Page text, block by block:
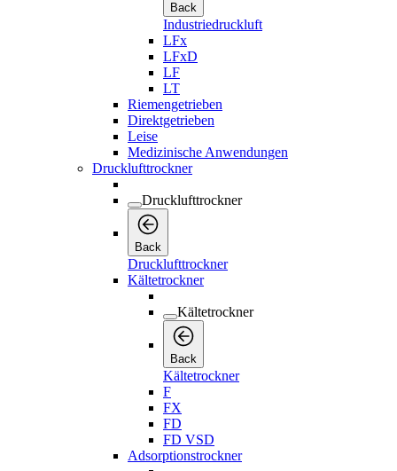
Back
Industriedruckluft
LFx
LFxD
LF
LT
Riemengetrieben
Direktgetrieben
Leise
Medizinische Anwendungen
Drucklufttrockner
Drucklufttrockner
Back
Drucklufttrockner
Kältetrockner
Kältetrockner
Back
Kältetrockner
F
FX
FD
FD VSD
Adsorptionstrockner